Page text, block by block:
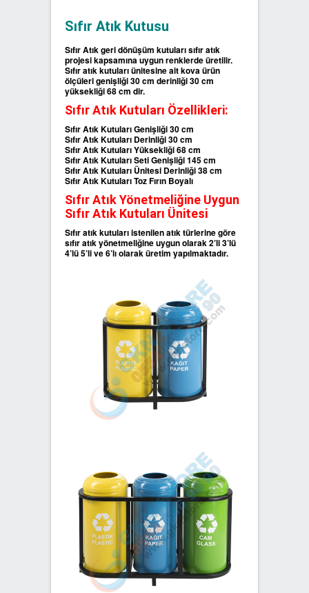
KUTULARI
Sıfır Atık Kutusu
Sıfır Atık geri dönüşüm kutuları sıfır atık
projesi kapsamına uygun renklerde üretilir.
Sıfır atık kutuları ünitesine ait kova ürün
ölçüleri genişliği 30 cm derinliği 30 cm
yüksekliği 68 cm dir.
Sıfır Atık Kutuları Özellikleri:
Sıfır Atık Kutuları Genişliği 30 cm
Sıfır Atık Kutuları Derinliği 30 cm
Sıfır Atık Kutuları Yüksekliği 68 cm
Sıfır Atık Kutuları Seti Genişliği 145 cm
Sıfır Atık Kutuları Ünitesi Derinliği 38 cm
Sıfır Atık Kutuları Toz Fırın Boyalı
Sıfır Atık Yönetmeliğine Uygun
Sıfır Atık Kutuları Ünitesi
Sıfır atık kutuları istenilen atık türlerine göre
sıfır atık yönetmeliğine uygun olarak 2’li 3’lü
4’lü 5’li ve 6’lı olarak üretim yapılmaktadır.